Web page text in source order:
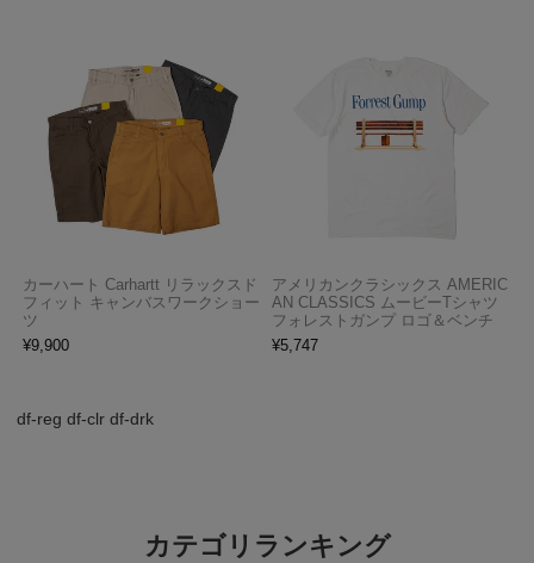
カーハート Carhartt リラックスド
フィット キャンバスワークショー
ツ
¥9,900
アメリカンクラシックス AMERIC
AN CLASSICS ムービーTシャツ
フォレストガンプ ロゴ＆ベンチ
¥5,747
df-reg df-clr df-drk
カテゴリランキング